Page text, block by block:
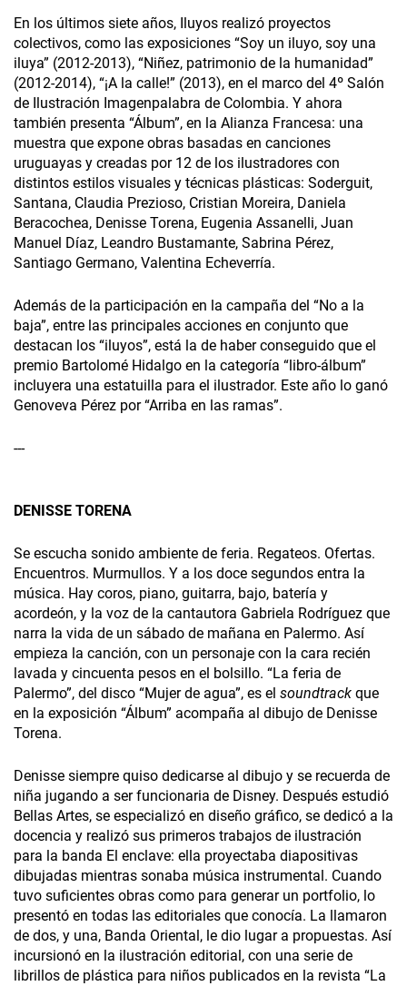
En los últimos siete años, Iluyos realizó proyectos
colectivos, como las exposiciones “Soy un iluyo, soy una
iluya” (2012-2013), “Niñez, patrimonio de la humanidad”
(2012-2014), “¡A la calle!” (2013), en el marco del 4º Salón
de Ilustración Imagenpalabra de Colombia. Y ahora
también presenta “Álbum”, en la Alianza Francesa: una
muestra que expone obras basadas en canciones
uruguayas y creadas por 12 de los ilustradores con
distintos estilos visuales y técnicas plásticas: Soderguit,
Santana, Claudia Prezioso, Cristian Moreira, Daniela
Beracochea, Denisse Torena, Eugenia Assanelli, Juan
Manuel Díaz, Leandro Bustamante, Sabrina Pérez,
Santiago Germano, Valentina Echeverría.
Además de la participación en la campaña del “No a la
baja”, entre las principales acciones en conjunto que
destacan los “iluyos”, está la de haber conseguido que el
premio Bartolomé Hidalgo en la categoría “libro-álbum”
incluyera una estatuilla para el ilustrador. Este año lo ganó
Genoveva Pérez por “Arriba en las ramas”.
---
DENISSE TORENA
Se escucha sonido ambiente de feria. Regateos. Ofertas.
Encuentros. Murmullos. Y a los doce segundos entra la
música. Hay coros, piano, guitarra, bajo, batería y
acordeón, y la voz de la cantautora Gabriela Rodríguez que
narra la vida de un sábado de mañana en Palermo. Así
empieza la canción, con un personaje con la cara recién
lavada y cincuenta pesos en el bolsillo. “La feria de
Palermo”, del disco “Mujer de agua”, es el soundtrack que
en la exposición “Álbum” acompaña al dibujo de Denisse
Torena.
Denisse siempre quiso dedicarse al dibujo y se recuerda de
niña jugando a ser funcionaria de Disney. Después estudió
Bellas Artes, se especializó en diseño gráfico, se dedicó a la
docencia y realizó sus primeros trabajos de ilustración
para la banda El enclave: ella proyectaba diapositivas
dibujadas mientras sonaba música instrumental. Cuando
tuvo suficientes obras como para generar un portfolio, lo
presentó en todas las editoriales que conocía. La llamaron
de dos, y una, Banda Oriental, le dio lugar a propuestas. Así
incursionó en la ilustración editorial, con una serie de
librillos de plástica para niños publicados en la revista “La